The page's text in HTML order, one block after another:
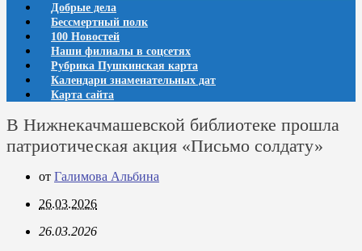
Добрые дела
Бессмертный полк
100 Новостей
Наши филиалы в соцсетях
Рубрика Пушкинская карта
Календари знаменательных дат
Карта сайта
В Нижнекачмашевской библиотеке прошла
патриотическая акция «Письмо солдату»
от Галимова Альбина
26.03.2026
26.03.2026